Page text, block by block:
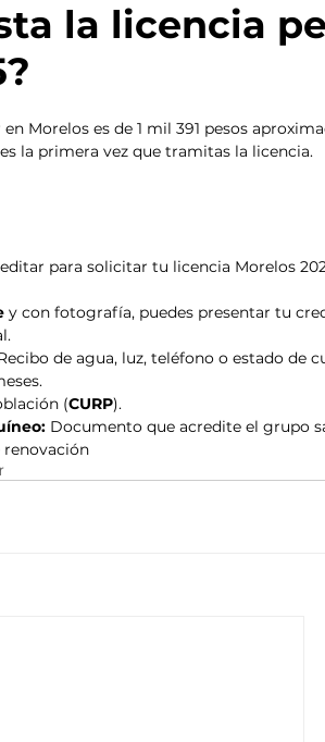
la licencia
Morelos es de 1 mil 391 pesos
la primera vez que tramitas la licencia.
para solicitar tu licencia Morelos
y con fotografía, puedes presentar tu
de agua, luz, teléfono o estado de
(CURP).
Documento que acredite el grupo
renovación